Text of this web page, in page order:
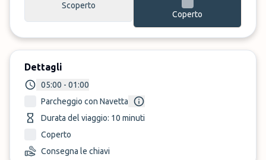
Scoperto
Coperto
Dettagli
05:00 - 01:00
Parcheggio con Navetta
Durata del viaggio: 10 minuti
Coperto
Consegna le chiavi